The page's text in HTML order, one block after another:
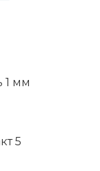
1 мм
5